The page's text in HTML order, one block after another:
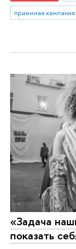
приемная
«Задача
показать